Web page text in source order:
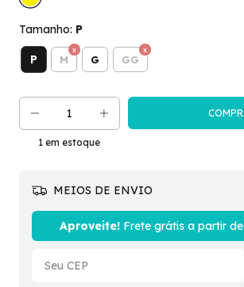
Tamanho: P
P M G GG
1 em estoque
MEIOS DE ENVIO
Aproveite!Frete grátis a partir de